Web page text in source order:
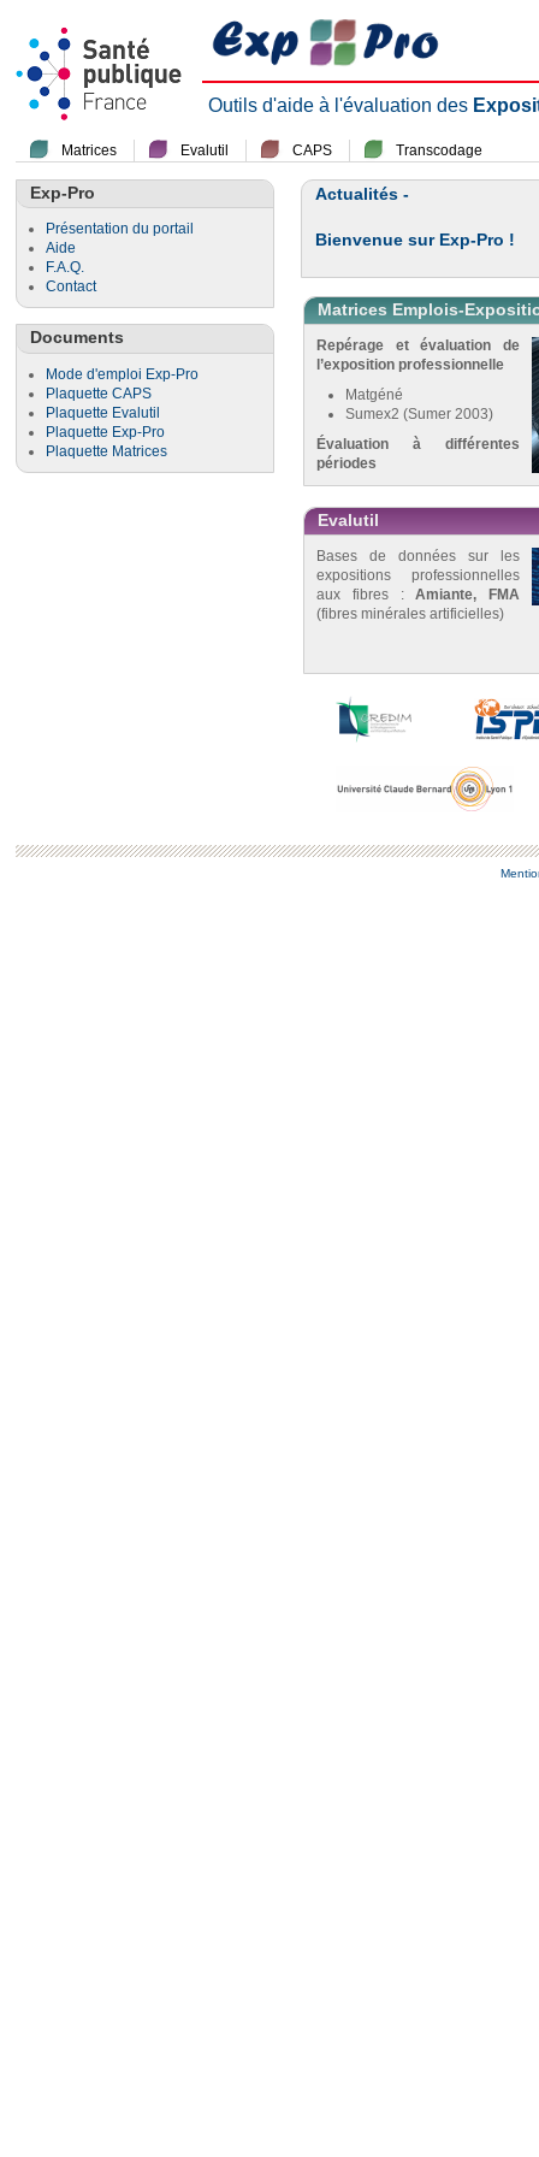
Outils d'aide à l'évaluation des
Matrices Evalutil CAPS Transcodage
Exp-Pro
Présentation du portail
Aide
F.A.Q.
Contact
Documents
Mode d'emploi Exp-Pro
Plaquette CAPS
Plaquette Evalutil
Plaquette Exp-Pro
Plaquette Matrices
Actualités -
Bienvenue sur Exp-Pro !
Matrices Emplois-
Repérage et évaluation de
l’exposition professionnelle
Matgéné
Sumex2 (Sumer 2003)
Évaluation à différentes
périodes
Evalutil
Bases de données sur les
expositions professionnelles
aux fibres :Amiante, FMA
(fibres minérales artificielles)